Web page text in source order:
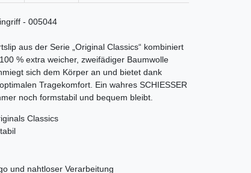
- 005044
aus der Serie „Original Classics“ kombiniert
% extra weicher, zweifädiger Baumwolle
sich dem Körper an und bietet dank
Tragekomfort. Ein wahres SCHIESSER
noch formstabil und bequem bleibt.
Classics
und nahtloser Verarbeitung